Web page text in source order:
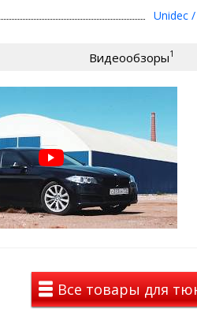
коврика в багажник
форму багажника
хим. веществам
Unidec
Видеообзоры1
Все товары для